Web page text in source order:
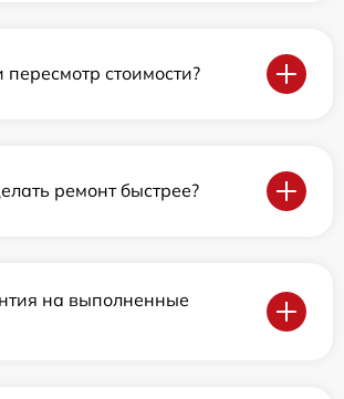
стоимости?
ремонт быстрее?
на выполненные